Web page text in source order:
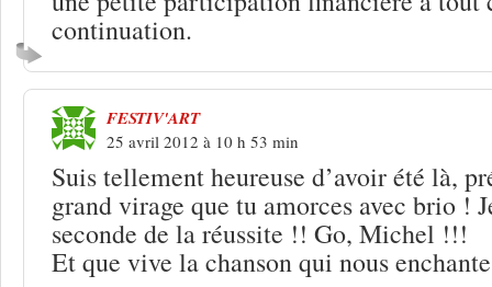
continuation.
FESTIV'ART
25 avril 2012 à 10 h 53 min
Suis tellement heureuse d’avoir été là,
grand virage que tu amorces avec brio !
seconde de la réussite !! Go, Michel !!!
Et que vive la chanson qui nous